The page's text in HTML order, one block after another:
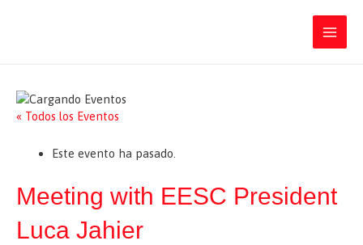
Main
« Todos los Eventos
Este evento ha pasado.
Meeting with EESC President
Luca Jahier